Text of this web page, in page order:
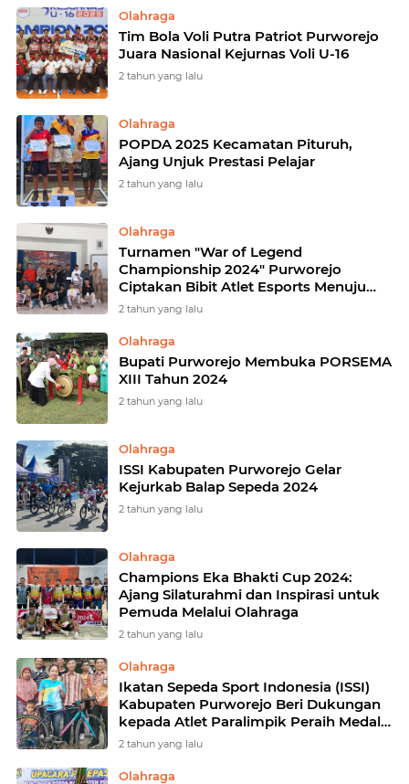
Olahraga
Tim Bola Voli Putra Patriot Purworejo
Juara Nasional Kejurnas Voli U-16
2 tahun yang lalu
Olahraga
POPDA 2025 Kecamatan Pituruh,
Ajang Unjuk Prestasi Pelajar
2 tahun yang lalu
Olahraga
Turnamen "War of Legend
Championship 2024" Purworejo
Ciptakan Bibit Atlet Esports Menuju
Pra Porprov 2025
2 tahun yang lalu
Olahraga
Bupati Purworejo Membuka PORSEMA
XIII Tahun 2024
2 tahun yang lalu
Olahraga
ISSI Kabupaten Purworejo Gelar
Kejurkab Balap Sepeda 2024
2 tahun yang lalu
Olahraga
Champions Eka Bhakti Cup 2024:
Ajang Silaturahmi dan Inspirasi untuk
Pemuda Melalui Olahraga
2 tahun yang lalu
Olahraga
Ikatan Sepeda Sport Indonesia (ISSI)
Kabupaten Purworejo Beri Dukungan
kepada Atlet Paralimpik Peraih Medali
Emas, Mistiyah
2 tahun yang lalu
Olahraga